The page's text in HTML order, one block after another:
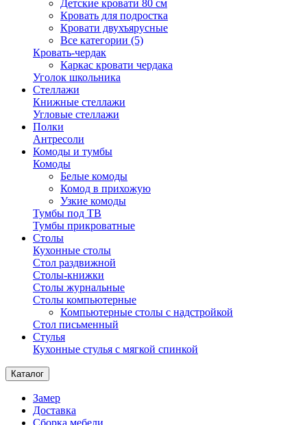
Детские кровати 80 см
Кровать для подростка
Кровати двухъярусные
Все категории (5)
Кровать-чердак
Каркас кровати чердака
Уголок школьника
Стеллажи
Книжные стеллажи
Угловые стеллажи
Полки
Антресоли
Комоды и тумбы
Комоды
Белые комоды
Комод в прихожую
Узкие комоды
Тумбы под ТВ
Тумбы прикроватные
Столы
Кухонные столы
Стол раздвижной
Столы-книжки
Столы журнальные
Столы компьютерные
Компьютерные столы с надстройкой
Стол письменный
Стулья
Кухонные стулья с мягкой спинкой
Каталог
Замер
Доставка
Сборка мебели